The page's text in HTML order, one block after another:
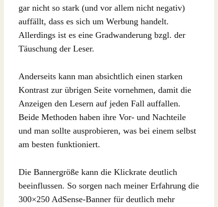
gar nicht so stark (und vor allem nicht negativ)
auffällt, dass es sich um Werbung handelt.
Allerdings ist es eine Gradwanderung bzgl. der
Täuschung der Leser.
Anderseits kann man absichtlich einen starken
Kontrast zur übrigen Seite vornehmen, damit die
Anzeigen den Lesern auf jeden Fall auffallen.
Beide Methoden haben ihre Vor- und Nachteile
und man sollte ausprobieren, was bei einem selbst
am besten funktioniert.
Die Bannergröße kann die Klickrate deutlich
beeinflussen. So sorgen nach meiner Erfahrung die
300×250 AdSense-Banner für deutlich mehr